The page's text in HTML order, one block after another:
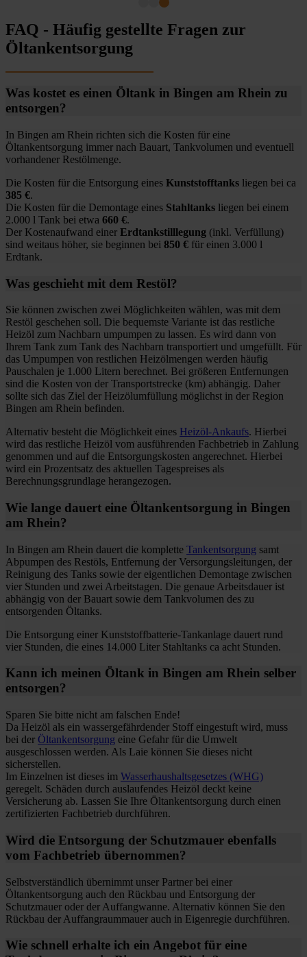
FAQ - Häufig gestellte Fragen zur
Öltankentsorgung
Was kostet es einen Öltank in Bingen am Rhein zu
entsorgen?
In Bingen am Rhein richten sich die Kosten für eine
Öltankentsorgung immer nach Bauart, Tankvolumen und eventuell
vorhandener Restölmenge.
Die Kosten für die Entsorgung eines Kunststofftanks liegen bei ca
385 €.
Die Kosten für die Demontage eines Stahltanks liegen bei einem
2.000 l Tank bei etwa 660 €.
Der Kostenaufwand einer Erdtankstilllegung (inkl. Verfüllung)
sind weitaus höher, sie beginnen bei 850 € für einen 3.000 l
Erdtank.
Was geschieht mit dem Restöl?
Sie können zwischen zwei Möglichkeiten wählen, was mit dem
Restöl geschehen soll. Die bequemste Variante ist das restliche
Heizöl zum Nachbarn umpumpen zu lassen. Es wird dann von
Ihrem Tank zum Tank des Nachbarn transportiert und umgefüllt. Für
das Umpumpen von restlichen Heizölmengen werden häufig
Pauschalen je 1.000 Litern berechnet. Bei größeren Entfernungen
sind die Kosten von der Transportstrecke (km) abhängig. Daher
sollte sich das Ziel der Heizölumfüllung möglichst in der Region
Bingen am Rhein befinden.
Alternativ besteht die Möglichkeit eines Heizöl-Ankaufs. Hierbei
wird das restliche Heizöl vom ausführenden Fachbetrieb in Zahlung
genommen und auf die Entsorgungskosten angerechnet. Hierbei
wird ein Prozentsatz des aktuellen Tagespreises als
Berechnungsgrundlage herangezogen.
Wie lange dauert eine Öltankentsorgung in Bingen
am Rhein?
In Bingen am Rhein dauert die komplette Tankentsorgung samt
Abpumpen des Restöls, Entfernung der Versorgungsleitungen, der
Reinigung des Tanks sowie der eigentlichen Demontage zwischen
vier Stunden und zwei Arbeitstagen. Die genaue Arbeitsdauer ist
abhängig von der Bauart sowie dem Tankvolumen des zu
entsorgenden Öltanks.
Die Entsorgung einer Kunststoffbatterie-Tankanlage dauert rund
vier Stunden, die eines 14.000 Liter Stahltanks ca acht Stunden.
Kann ich meinen Öltank in Bingen am Rhein selber
entsorgen?
Sparen Sie bitte nicht am falschen Ende!
Da Heizöl als ein wassergefährdender Stoff eingestuft wird, muss
bei der Öltankentsorgung eine Gefahr für die Umwelt
ausgeschlossen werden. Als Laie können Sie dieses nicht
sicherstellen.
Im Einzelnen ist dieses im Wasserhaushaltsgesetzes (WHG)
geregelt. Schäden durch auslaufendes Heizöl deckt keine
Versicherung ab. Lassen Sie Ihre Öltankentsorgung durch einen
zertifizierten Fachbetrieb durchführen.
Wird die Entsorgung der Schutzmauer ebenfalls
vom Fachbetrieb übernommen?
Selbstverständlich übernimmt unser Partner bei einer
Öltankentsorgung auch den Rückbau und Entsorgung der
Schutzmauer oder der Auffangwanne. Alternativ können Sie den
Rückbau der Auffangraummauer auch in Eigenregie durchführen.
Wie schnell erhalte ich ein Angebot für eine